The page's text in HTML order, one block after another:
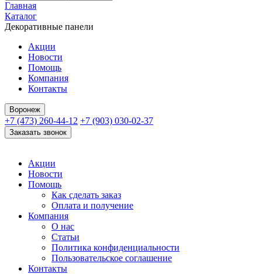
Главная
Каталог
Декоративные панели
Акции
Новости
Помощь
Компания
Контакты
Воронеж
+7 (473) 260-44-12 +7 (903) 030-02-37
Заказать звонок
Акции
Новости
Помощь
Как сделать заказ
Оплата и получение
Компания
О нас
Статьи
Политика конфиденциальности
Пользовательское соглашение
Контакты